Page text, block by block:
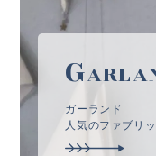
G
ガーランド
人気のファブリ